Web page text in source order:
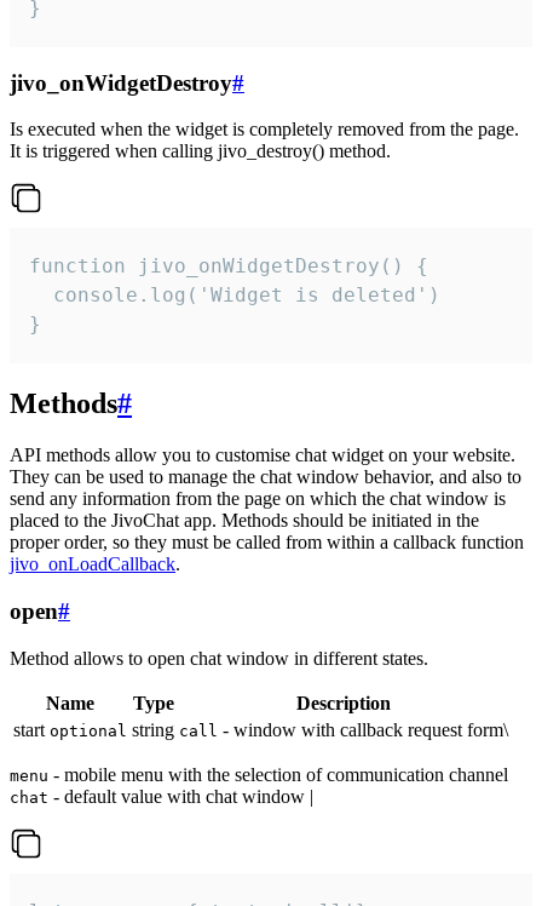
}
jivo_onWidgetDestroy#
Is executed when the widget is completely removed from the page.
It is triggered when calling jivo_destroy() method.
function jivo_onWidgetDestroy() {
  console.log('Widget is deleted')
}
Methods#
API methods allow you to customise chat widget on your website.
They can be used to manage the chat window behavior, and also to
send any information from the page on which the chat window is
placed to the JivoChat app. Methods should be initiated in the
proper order, so they must be called from within a callback function
jivo_onLoadCallback.
open#
Method allows to open chat window in different states.
Name Type
Description
start optional string call - window with callback request form\
menu - mobile menu with the selection of communication channel
chat - default value with chat window |